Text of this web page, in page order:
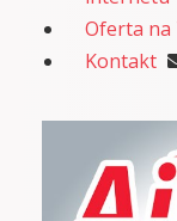
Oferta na
Kontakt